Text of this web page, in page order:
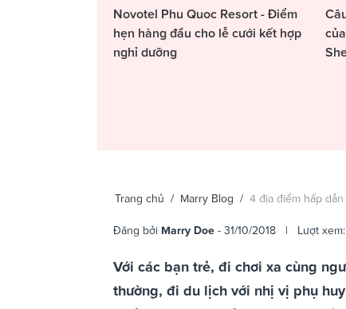
Novotel Phu Quoc Resort - Điểm
hẹn hàng đầu cho lễ cưới kết hợp
nghỉ dưỡng
Trang chủ / Marry Blog / 4 địa điểm hấp
Đăng bởi Marry Doe - 31/10/2018 | Lượt xem:
Với các bạn trẻ, đi chơi xa cùng
thường, đi du lịch với nhị vị phụ